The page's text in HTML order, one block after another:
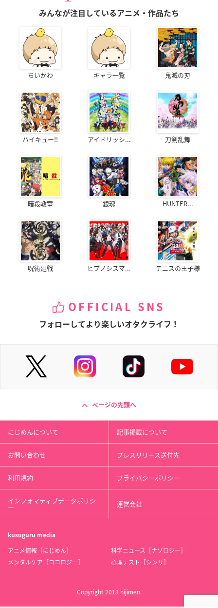
みんなが注目しているアニメ・作品たち
ちいかわ キャラ一覧 鬼滅の刃
ハイキュー!! アイドリッシ... 刀剣乱舞
暗殺教室 銀魂 HUNTER...
呪術廻戦 ヒプノシスマ... テニスの王子様
OFFICIAL SNS
フォローしてより楽しいオタクライフ！
ページの先頭へ
にじめんについて 記事掲載について
お問い合わせ プレスリリース送付先
利用規約 プライバシーポリシー
インフォマティブデータポリシ
ー 運営会社
kusuguru media
アニメ情報［にじめん］
科学ニュース［ナゾロジー］
メンタルケア［ココロジー］
心理テスト［シンリ］
Copyright 2013 nijimen.